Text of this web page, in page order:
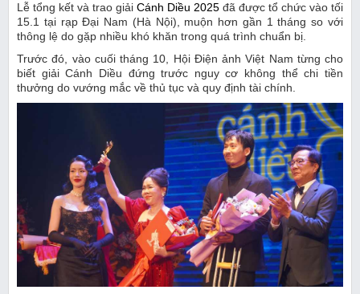
Lễ tổng kết và trao giải Cánh Diều 2025 đã được tổ chức vào tối
15.1 tại rạp Đại Nam (Hà Nội), muộn hơn gần 1 tháng so với
thông lệ do gặp nhiều khó khăn trong quá trình chuẩn bị.
Trước đó, vào cuối tháng 10, Hội Điện ảnh Việt Nam từng cho
biết giải Cánh Diều đứng trước nguy cơ không thể chi tiền
thưởng do vướng mắc về thủ tục và quy định tài chính.